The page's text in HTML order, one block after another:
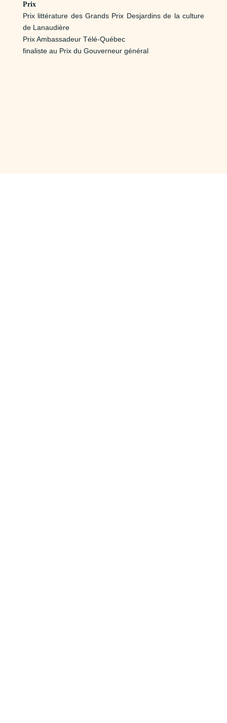
Prix
Prix littérature des Grands Prix Desjardins de la culture
de Lanaudière
Prix Ambassadeur Télé-Québec
finaliste au Prix du Gouverneur général